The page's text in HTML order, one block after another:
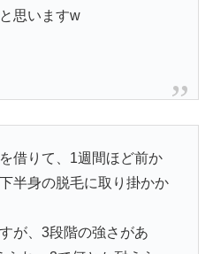
思いますw
借りて、1週間ほど前か
半身の脱毛に取り掛かか
が、3段階の強さがあ